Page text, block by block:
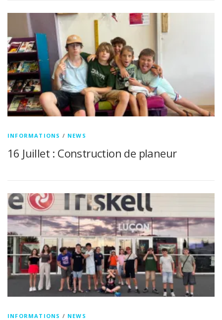
INFORMATIONS / NEWS
16 Juillet : Construction de planeur
INFORMATIONS / NEWS